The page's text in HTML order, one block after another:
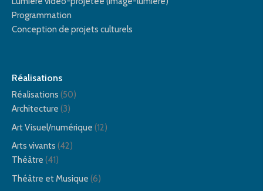
Programmation
Conception de projets culturels
Réalisations
Réalisations (50)
Architecture (3)
Art Visuel/numérique (12)
Arts vivants (42)
Théâtre (41)
Théâtre et Musique (6)